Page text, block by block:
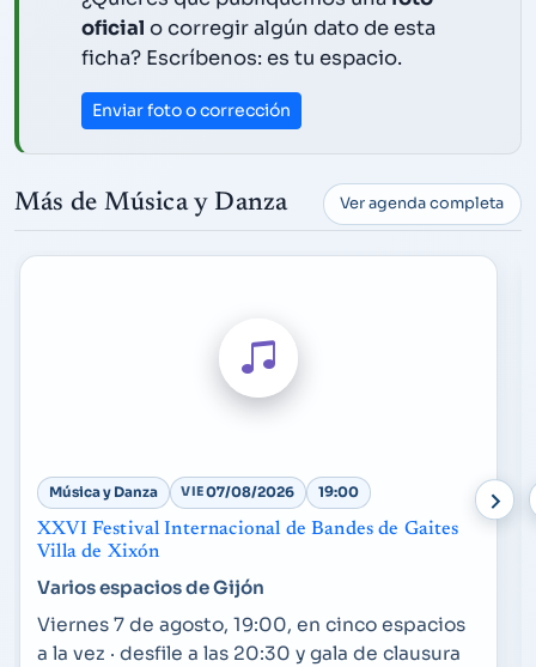
oficial o corregir algún dato de esta
ficha? Escríbenos: es tu espacio.
Enviar foto o corrección
Más de Música y Danza Ver agenda completa
Música y Danza VIE07/08/2026 19:00
XXVI Festival Internacional de Bandes de Gaites
Villa de Xixón
Varios espacios de Gijón
Viernes 7 de agosto, 19:00, en cinco espacios
a la vez · desfile a las 20:30 y gala de clausura